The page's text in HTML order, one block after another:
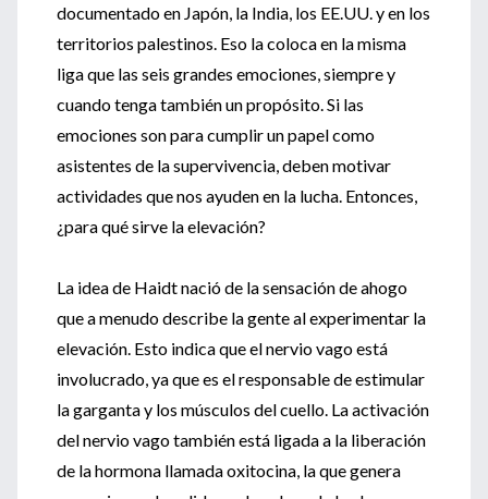
documentado en Japón, la India, los EE.UU. y en los
territorios palestinos. Eso la coloca en la misma
liga que las seis grandes emociones, siempre y
cuando tenga también un propósito. Si las
emociones son para cumplir un papel como
asistentes de la supervivencia, deben motivar
actividades que nos ayuden en la lucha. Entonces,
¿para qué sirve la elevación?
La idea de Haidt nació de la sensación de ahogo
que a menudo describe la gente al experimentar la
elevación. Esto indica que el nervio vago está
involucrado, ya que es el responsable de estimular
la garganta y los músculos del cuello. La activación
del nervio vago también está ligada a la liberación
de la hormona llamada oxitocina, la que genera